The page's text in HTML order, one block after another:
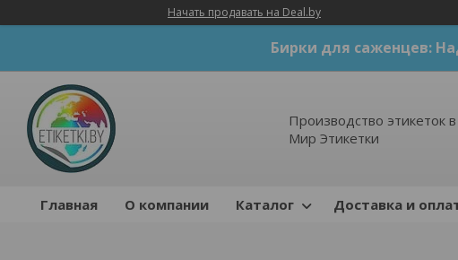
Начать продавать на Deal.by
Бирки для саженцев:
Производство этикеток
Мир Этикетки
Главная О компании Каталог Доставка и